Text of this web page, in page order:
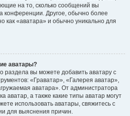
на то, сколько сообщений вы
конференции. Другое, обычно более
как «аватара» и обычно уникально для
аватары?
раздела вы можете добавить аватару с
«Граватар», «Галерея аватар»,
аватара». От администратора
аватар, а также какие типы аватар могут
использовать аватары, свяжитесь с
для выяснения причин.